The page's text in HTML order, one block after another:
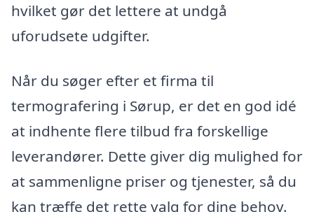
hvilket gør det lettere at undgå
uforudsete udgifter.
Når du søger efter et firma til
termografering i Sørup, er det en god idé
at indhente flere tilbud fra forskellige
leverandører. Dette giver dig mulighed for
at sammenligne priser og tjenester, så du
kan træffe det rette valg for dine behov.